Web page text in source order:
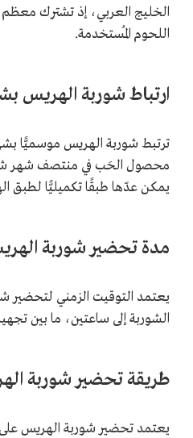
الخليج العربي، إذ تشترك معظم
اللحوم المُستخدمة.
ارتباط شوربة الهريس
ترتبط شوربة الهريس موسميًّا
محصول الحَب في منتصف شهر
يمكن عدّها طبقًا تكميليًّا لطبق
مدة تحضير شوربة
يعتمد التوقيت الزمني لتحضير
الشوربة إلى ساعتين، ما بين
طريقة تحضير شوربة
يعتمد تحضير شوربة الهريس